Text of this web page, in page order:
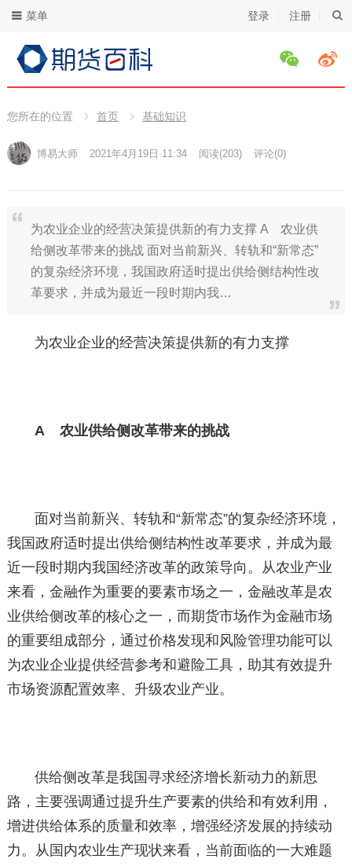
登录 注册
菜单
您所在的位置 首页 基础知识
博易大师 2021年4月19日 11:34 阅读(203) 评论(0)
为农业企业的经营决策提供新的有力支撑 A 农业供
给侧改革带来的挑战 面对当前新兴、转轨和“新常态”
的复杂经济环境，我国政府适时提出供给侧结构性改
革要求，并成为最近一段时期内我…
为农业企业的经营决策提供新的有力支撑
A 农业供给侧改革带来的挑战
面对当前新兴、转轨和“新常态”的复杂经济环境，
我国政府适时提出供给侧结构性改革要求，并成为最
近一段时期内我国经济改革的政策导向。从农业产业
来看，金融作为重要的要素市场之一，金融改革是农
业供给侧改革的核心之一，而期货市场作为金融市场
的重要组成部分，通过价格发现和风险管理功能可以
为农业企业提供经营参考和避险工具，助其有效提升
市场资源配置效率、升级农业产业。
供给侧改革是我国寻求经济增长新动力的新思
路，主要强调通过提升生产要素的供给和有效利用，
增进供给体系的质量和效率，增强经济发展的持续动
力。从国内农业生产现状来看，当前面临的一大难题